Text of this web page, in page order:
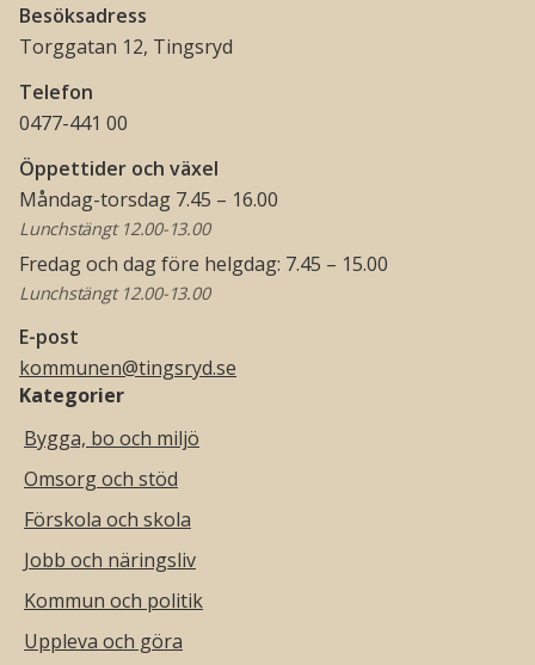
Besöksadress
Torggatan 12, Tingsryd
Telefon
0477-441 00
Öppettider och växel
Måndag-torsdag 7.45 – 16.00
Lunchstängt 12.00-13.00
Fredag och dag före helgdag: 7.45 – 15.00
Lunchstängt 12.00-13.00
E-post
kommunen@tingsryd.se
Kategorier
Bygga, bo och miljö
Omsorg och stöd
Förskola och skola
Jobb och näringsliv
Kommun och politik
Uppleva och göra